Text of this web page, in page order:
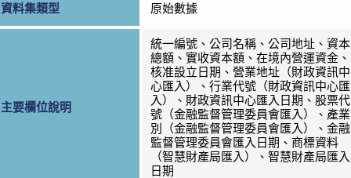
資料集類型 原始數據
主要欄位說明
統一編號、公司名稱、公司地址、資本
總額、實收資本額、在境內營運資金、
核准設立日期、營業地址（財政資訊中
心匯入）、行業代號（財政資訊中心匯
入）、財政資訊中心匯入日期、股票代
號（金融監督管理委員會匯入）、產業
別（金融監督管理委員會匯入）、金融
監督管理委員會匯入日期、商標資料
（智慧財產局匯入）、智慧財產局匯入
日期